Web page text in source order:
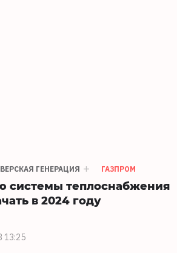
ГЕНЕРАЦИЯ ГАЗПРОМ
системы теплоснабжения
в 2024 году
13:25